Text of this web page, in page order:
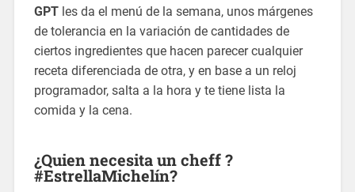
GPTles da el menú de la semana, unos márgenes
de tolerancia en la variación de cantidades de
ciertos ingredientes que hacen parecer cualquier
receta diferenciada de otra, y en base a un reloj
programador, salta a la hora y te tiene lista la
comida y la cena.
¿Quien necesita un cheff ?
#EstrellaMichelín?